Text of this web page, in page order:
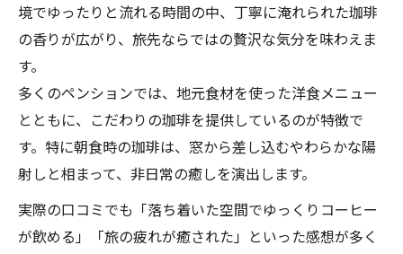
境でゆったりと流れる時間の中、丁寧に淹れられた珈琲
の香りが広がり、旅先ならではの贅沢な気分を味わえま
す。
多くのペンションでは、地元食材を使った洋食メニュー
とともに、こだわりの珈琲を提供しているのが特徴で
す。特に朝食時の珈琲は、窓から差し込むやわらかな陽
射しと相まって、非日常の癒しを演出します。
実際の口コミでも「落ち着いた空間でゆっくりコーヒー
が飲める」「旅の疲れが癒された」といった感想が多く